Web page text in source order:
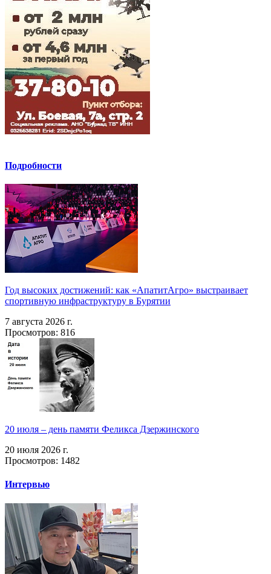
Подробности
Год высоких достижений: как «АпатитАгро» выстраивает
спортивную инфраструктуру в Бурятии
7 августа 2026 г.
Просмотров: 816
20 июля – день памяти Феликса Дзержинского
20 июля 2026 г.
Просмотров: 1482
Интервью